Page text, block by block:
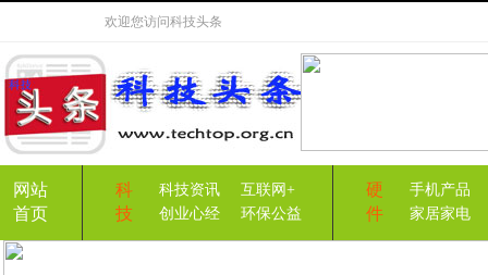
欢迎您访问科技头条
网站
首页
科
技
科技资讯
互联网+
创业心经
环保公益
硬
件
手机产品
家居家电